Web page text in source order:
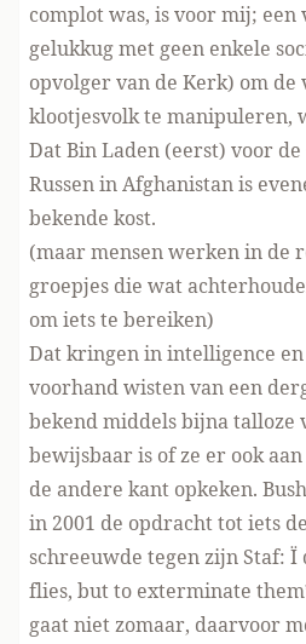
complot was, is voor mij;
gelukkug met geen enkele
opvolger van de Kerk) om de
klootjesvolk te manipuleren,
Dat Bin Laden (eerst) voor
Russen in Afghanistan is
bekende kost.
(maar mensen werken in de
groepjes die wat
om iets te bereiken)
Dat kringen in intelligence
voorhand wisten van een
bekend middels bijna talloze
bewijsbaar is of ze er ook
de andere kant opkeken.
in 2001 de opdracht tot iets
schreeuwde tegen zijn Staf: Ï
flies, but to exterminate
gaat niet zomaar, daarvoor